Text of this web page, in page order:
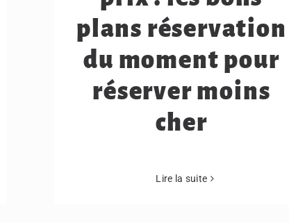
plans réservation
du moment pour
réserver moins
cher
Lire la suite